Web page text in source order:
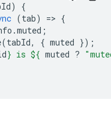
)
{
(tab) => {
.muted ;
(tabId, { muted });
} is ${ muted ?